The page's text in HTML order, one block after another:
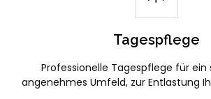
Tagespflege
Professionelle Tagespflege für ein
angenehmes Umfeld, zur Entlastung